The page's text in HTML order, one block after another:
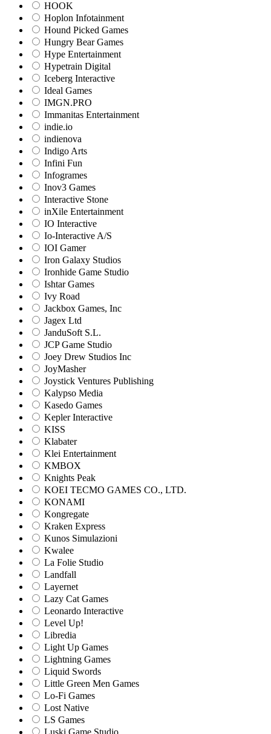
HOOK
Hoplon Infotainment
Hound Picked Games
Hungry Bear Games
Hype Entertainment
Hypetrain Digital
Iceberg Interactive
Ideal Games
IMGN.PRO
Immanitas Entertainment
indie.io
indienova
Indigo Arts
Infini Fun
Infogrames
Inov3 Games
Interactive Stone
inXile Entertainment
IO Interactive
Io-Interactive A/S
IOI Gamer
Iron Galaxy Studios
Ironhide Game Studio
Ishtar Games
Ivy Road
Jackbox Games, Inc
Jagex Ltd
JanduSoft S.L.
JCP Game Studio
Joey Drew Studios Inc
JoyMasher
Joystick Ventures Publishing
Kalypso Media
Kasedo Games
Kepler Interactive
KISS
Klabater
Klei Entertainment
KMBOX
Knights Peak
KOEI TECMO GAMES CO., LTD.
KONAMI
Kongregate
Kraken Express
Kunos Simulazioni
Kwalee
La Folie Studio
Landfall
Layernet
Lazy Cat Games
Leonardo Interactive
Level Up!
Libredia
Light Up Games
Lightning Games
Liquid Swords
Little Green Men Games
Lo-Fi Games
Lost Native
LS Games